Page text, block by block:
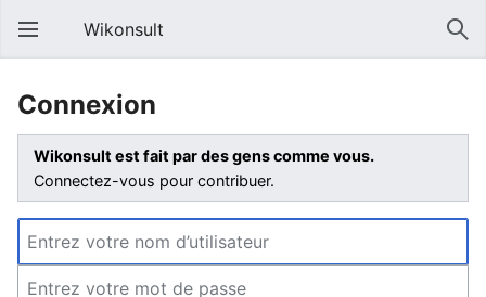
Wikonsult
Connexion
Wikonsult est fait par des gens comme vous.
Connectez-vous pour contribuer.